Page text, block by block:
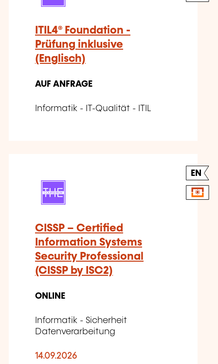
ITIL4® Foundation -
Prüfung inklusive
(Englisch)
AUF ANFRAGE
Informatik - IT-Qualität - ITIL
EN
CISSP – Certified
Information Systems
Security Professional
(CISSP by ISC2)
ONLINE
Informatik - Sicherheit
Datenverarbeitung
14.09.2026